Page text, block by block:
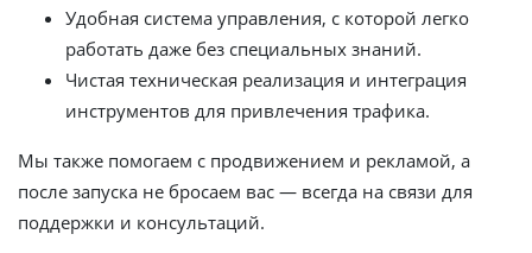
Удобная система управления, с которой легко
работать даже без специальных знаний.
Чистая техническая реализация и интеграция
инструментов для привлечения трафика.
Мы также помогаем с продвижением и рекламой, а
после запуска не бросаем вас — всегда на связи для
поддержки и консультаций.